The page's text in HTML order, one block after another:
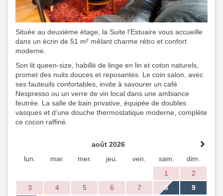
Située au deuxième étage, la Suite l'Estuaire vous accueille
dans un écrin de 51 m² mêlant charme rétro et confort
moderne.
Son lit queen-size, habillé de linge en lin et coton naturels,
promet des nuits douces et reposantes. Le coin salon, avec
ses fauteuils confortables, invite à savourer un café
Nespresso ou un verre de vin local dans une ambiance
feutrée. La salle de bain privative, équipée de doubles
vasques et d’une douche thermostatique moderne, complète
ce cocon raffiné.​
août 2026
lun.
mar. mer. jeu. ven. sam.
dim.
1
2
3
4 5 6 7 8
9